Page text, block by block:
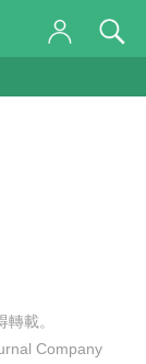
載。
Company